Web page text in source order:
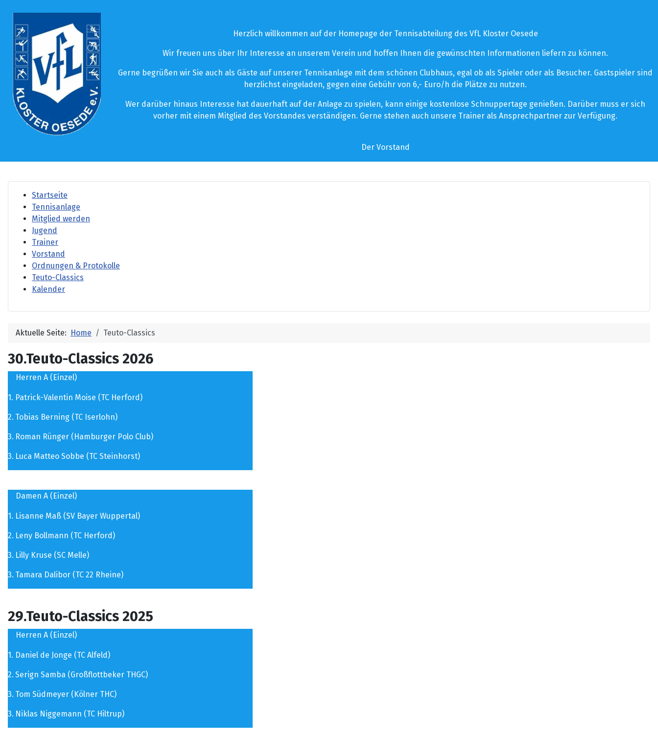
Herzlich willkommen auf der Homepage der Tennisabteilung des VfL Kloster Oesede
Wir freuen uns über Ihr Interesse an unserem Verein und hoffen Ihnen die gewünschten Informationen liefern zu können.
Gerne begrüßen wir Sie auch als Gäste auf unserer Tennisanlage mit dem schönen Clubhaus, egal ob als Spieler oder als Besucher. Gastspieler sind
herzlichst eingeladen, gegen eine Gebühr von 6,- Euro/h die Plätze zu nutzen.
Wer darüber hinaus Interesse hat dauerhaft auf der Anlage zu spielen, kann einige kostenlose Schnuppertage genießen. Darüber muss er sich
vorher mit einem Mitglied des Vorstandes verständigen. Gerne stehen auch unsere Trainer als Ansprechpartner zur Verfügung.
Der Vorstand
Startseite
Tennisanlage
Mitglied werden
Jugend
Trainer
Vorstand
Ordnungen & Protokolle
Teuto-Classics
Kalender
Aktuelle Seite: Home Teuto-Classics
30.Teuto-Classics 2026
Herren A (Einzel)
1. Patrick-Valentin Moise (TC Herford)
2. Tobias Berning (TC Iserlohn)
3. Roman Rünger (Hamburger Polo Club)
3. Luca Matteo Sobbe (TC Steinhorst)
Damen A (Einzel)
1. Lisanne Maß (SV Bayer Wuppertal)
2. Leny Bollmann (TC Herford)
3. Lilly Kruse (SC Melle)
3. Tamara Dalibor (TC 22 Rheine)
29.Teuto-Classics 2025
Herren A (Einzel)
1. Daniel de Jonge (TC Alfeld)
2. Serign Samba (Großflottbeker THGC)
3. Tom Südmeyer (Kölner THC)
3. Niklas Niggemann (TC Hiltrup)